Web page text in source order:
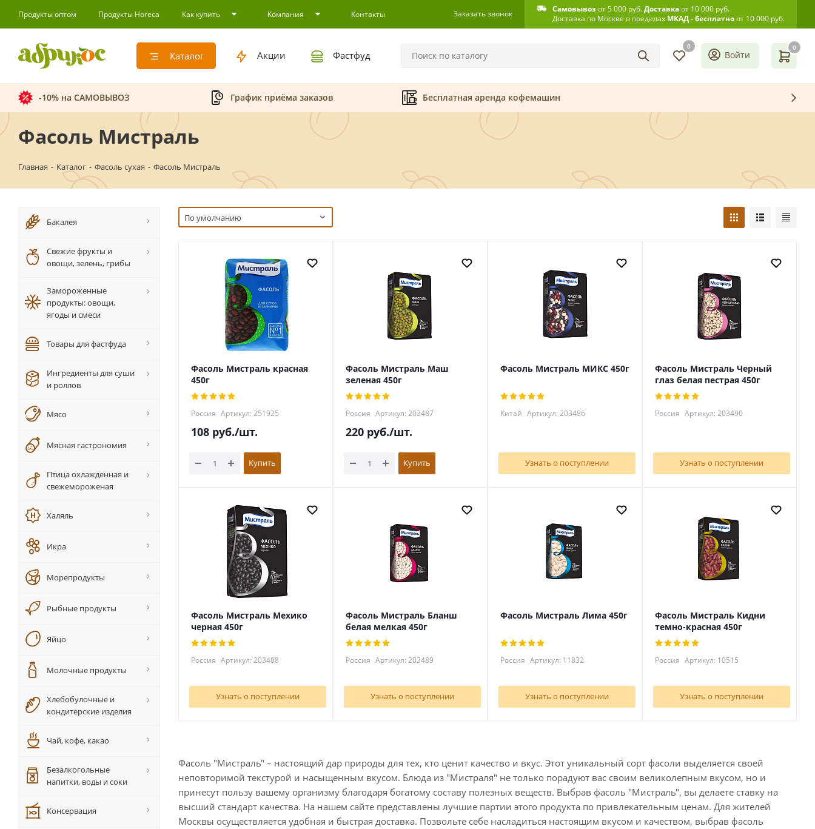
Продукты оптом Продукты Horeca Как купить Компания Контакты Заказать звонок Самовывозот 5 000 руб.Доставкаот 10 000 руб.
Доставка по Москве в пределах МКАД - бесплатноот 10 000 руб.
Каталог Акции Фастфуд
0 0
Войти
-10% на САМОВЫВОЗ График приёма заказов Бесплатная аренда кофемашин
Фасоль Мистраль
Главная - Каталог - Фасоль сухая - Фасоль Мистраль
По умолчанию
Фасоль Мистраль красная
450г
Россия Артикул: 251925
108 руб./шт.
Купить
Фасоль Мистраль Маш
зеленая 450г
Россия Артикул: 203487
220 руб./шт.
Купить
Фасоль Мистраль МИКС 450г
Китай Артикул: 203486
Узнать о поступлении
Фасоль Мистраль Черный
глаз белая пестрая 450г
Россия Артикул: 203490
Узнать о поступлении
Фасоль Мистраль Мехико
черная 450г
Россия Артикул: 203488
Узнать о поступлении
Фасоль Мистраль Бланш
белая мелкая 450г
Россия Артикул: 203489
Узнать о поступлении
Фасоль Мистраль Лима 450г
Россия Артикул: 11832
Узнать о поступлении
Фасоль Мистраль Кидни
темно-красная 450г
Россия Артикул: 10515
Узнать о поступлении
Фасоль "Мистраль" – настоящий дар природы для тех, кто ценит качество и вкус. Этот уникальный сорт фасоли выделяется своей
неповторимой текстурой и насыщенным вкусом. Блюда из "Мистраля" не только порадуют вас своим великолепным вкусом, но и
принесут пользу вашему организму благодаря богатому составу полезных веществ. Выбрав фасоль "Мистраль", вы делаете ставку на
высший стандарт качества. На нашем сайте представлены лучшие партии этого продукта по привлекательным ценам. Для жителей
Москвы осуществляется удобная и быстрая доставка. Позвольте себе насладиться настоящим вкусом и качеством, выбрав фасоль
Бакалея
Свежие фрукты и
овощи, зелень, грибы
Замороженные
продукты: овощи,
ягоды и смеси
Товары для фастфуда
Ингредиенты для суши
и роллов
Мясо
Мясная гастрономия
Птица охлажденная и
свежемороженая
Халяль
Икра
Морепродукты
Рыбные продукты
Яйцо
Молочные продукты
Хлебобулочные и
кондитерские изделия
Чай, кофе, какао
Безалкогольные
напитки, воды и соки
Консервация